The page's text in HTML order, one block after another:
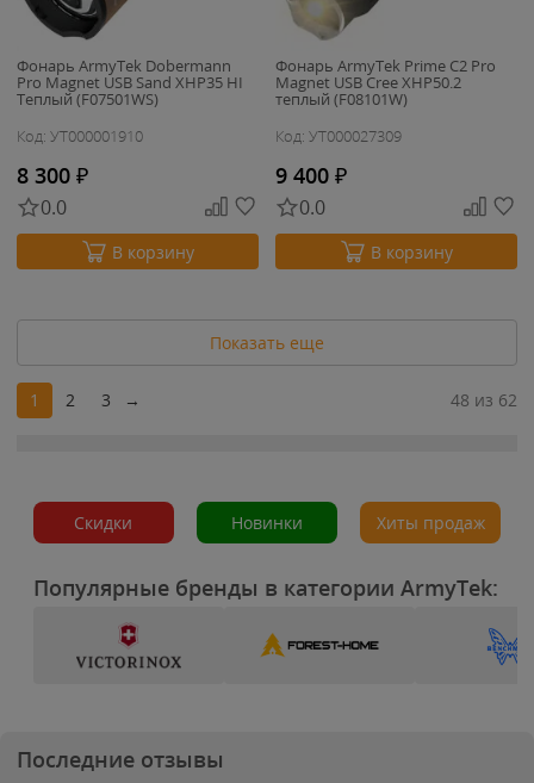
Фонарь ArmyTek Dobermann
Pro Magnet USB Sand XHP35 HI
Теплый (F07501WS)
Код: УТ000001910
8 300 ₽
0.0
В корзину
Фонарь ArmyTek Prime C2 Pro
Magnet USB Cree XHP50.2
теплый (F08101W)
Код: УТ000027309
9 400 ₽
0.0
В корзину
Показать еще
1 2 3 → 48 из 62
Скидки Новинки Хиты продаж
Популярные бренды в категории ArmyTek:
Последние отзывы